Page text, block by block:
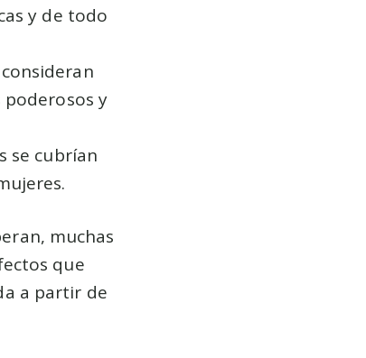
y de todo
y
se cubrían
muchas
que
a partir de